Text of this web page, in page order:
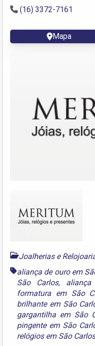
(16) 3372-7161
Mapa
Joalherias e
aliança de ouro em
São Carlos,
formatura em São
brilhante em São
gargantilha em São
pingente em São
relógios em São Carlos